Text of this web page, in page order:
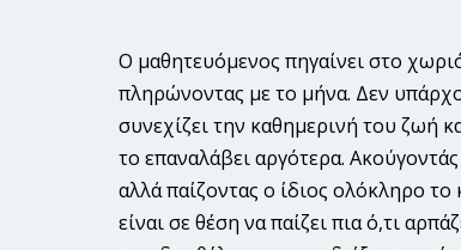
Ο μαθητευόμενος πηγαίνει στο
πληρώνοντας με το μήνα. Δεν
συνεχίζει την καθημερινή του ζωή
το επαναλάβει αργότερα.
αλλά παίζοντας ο ίδιος ολόκληρο το
είναι σε θέση να παίζει πια ό,τι